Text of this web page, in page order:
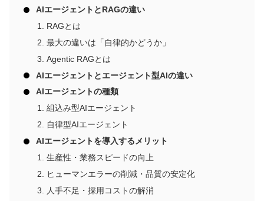
AIエージェントとRAGの違い
RAGとは
最大の違いは「自律的かどうか」
Agentic RAGとは
AIエージェントとエージェント型AIの違い
AIエージェントの種類
組込み型AIエージェント
自律型AIエージェント
AIエージェントを導入するメリット
生産性・業務スピードの向上
ヒューマンエラーの削減・品質の安定化
人手不足・採用コストの解消